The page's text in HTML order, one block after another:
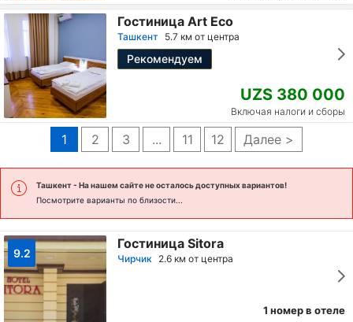
Гостиница Art Eco
Ташкент 5.7 км от центра
Рекомендуем
UZS 380 000
Включая налоги и сборы
1 2 3 ... 11 12 Далее >
Ташкент- На нашем сайте не осталось доступных вариантов!
Посмотрите варианты по близости...
9.2
Гостиница Sitora
Чирчик 2.6 км от центра
1 номер в отеле